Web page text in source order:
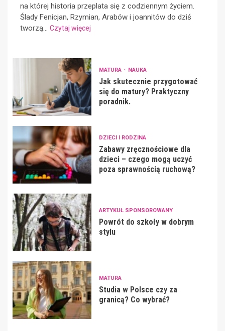
na której historia przeplata się z codziennym życiem.
Ślady Fenicjan, Rzymian, Arabów i joannitów do dziś
tworzą... Czytaj więcej
MATURA NAUKA
Jak skutecznie przygotować
się do matury? Praktyczny
poradnik.
DZIECI I RODZINA
Zabawy zręcznościowe dla
dzieci – czego mogą uczyć
poza sprawnością ruchową?
ARTYKUŁ SPONSOROWANY
Powrót do szkoły w dobrym
stylu
MATURA
Studia w Polsce czy za
granicą? Co wybrać?